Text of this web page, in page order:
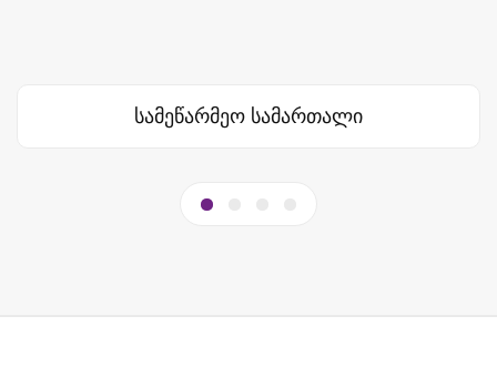
სამეწარმეო სამართალი